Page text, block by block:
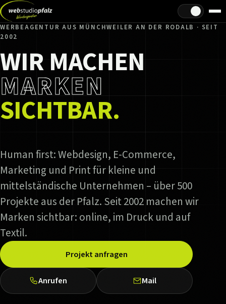
Hell/Dunkel
WERBEAGENTUR AUS MÜNCHWEILER AN DER RODALB · SEIT
2002
WIR MACHEN
MARKEN
SICHTBAR.
Human first: Webdesign, E-Commerce,
Marketing und Print für kleine und
mittelständische Unternehmen – über 500
Projekte aus der Pfalz. Seit 2002 machen wir
Marken sichtbar: online, im Druck und auf
Textil.
Projekt anfragen
Anrufen Mail